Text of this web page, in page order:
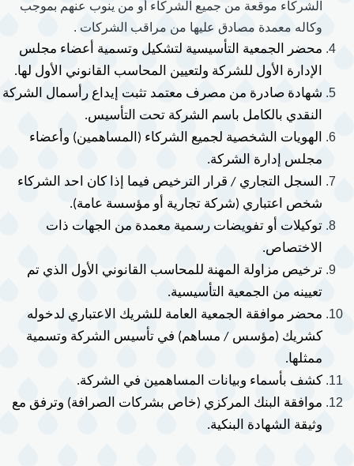
الشركاء موقعة من جميع الشركاء أو من ينوب عنهم بموجب
وكاله معمدة مصادق عليها من مراقب الشركات .
الإدارة الأول للشركة ولتعيين المحاسب القانوني الأول لها.
النقدي بالكامل باسم الشركة تحت التأسيس.
مجلس إدارة الشركة.
شخص اعتباري (شركة تجارية أو مؤسسة عامة).
الاختصاص.
تعيينه من الجمعية التأسيسية.
ممثلها.
كشف بأسماء وبيانات المساهمين في الشركة.
وثيقة الشهادة البنكية.